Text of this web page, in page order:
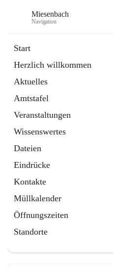
Miesenbach
Navigation
Start
Herzlich willkommen
Aktuelles
Amtstafel
Veranstaltungen
Wissenswertes
Dateien
Eindrücke
Kontakte
Müllkalender
Öffnungszeiten
Standorte
Externe Webseite
in
Tab
Region Schneebergland
Externe Webseite
öffnet
in
neuem
Tab